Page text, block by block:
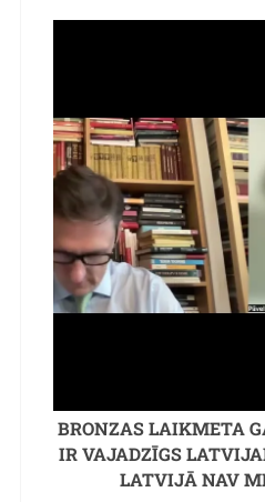
BRONZAS LAIKMETA
IR VAJADZĪGS
LATVIJĀ NAV